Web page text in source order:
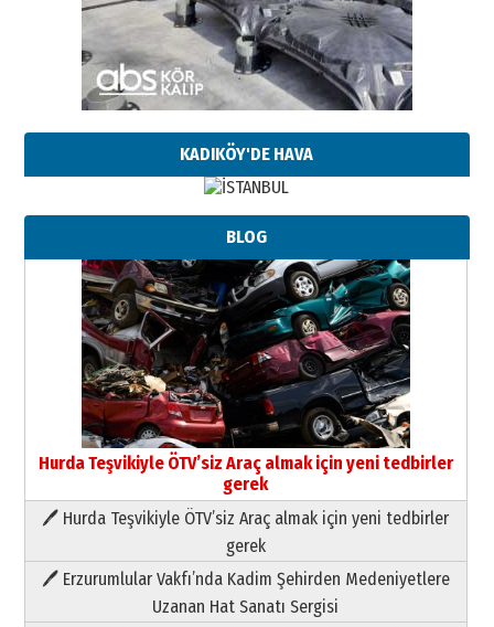
KADIKÖY'DE HAVA
BLOG
Hurda Teşvikiyle ÖTV’siz Araç almak için yeni tedbirler
gerek
🖊 Hurda Teşvikiyle ÖTV’siz Araç almak için yeni tedbirler
gerek
🖊 Erzurumlular Vakfı’nda Kadim Şehirden Medeniyetlere
Uzanan Hat Sanatı Sergisi
Paranın Aile Kültüründeki Yeri
03 Ağustos 2026 Pazartesi